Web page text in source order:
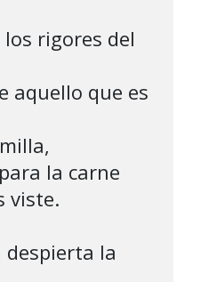
rigores del
la carne
viste.
despierta la